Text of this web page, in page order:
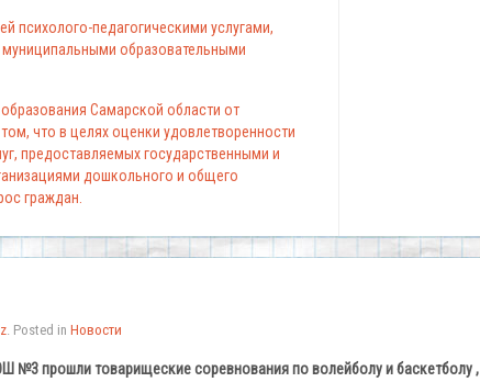
психолого-педагогическими услугами,
образовательными
Самарской области от
что в целях оценки удовлетворенности
предоставляемых государственными и
дошкольного и общего
граждан.
. Posted in Новости
№3 прошли товарищеские соревнования по волейболу и баскетболу ,